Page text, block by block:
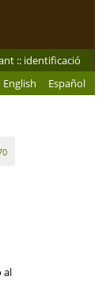
:: identificació
English Español
al